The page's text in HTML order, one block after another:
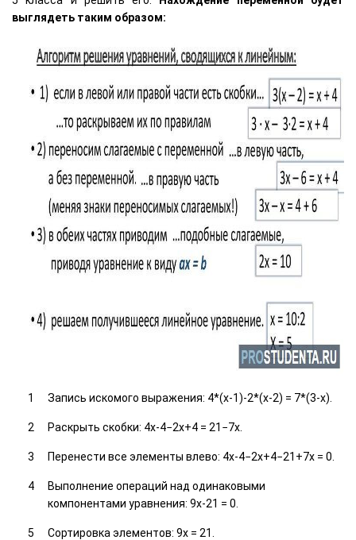
выглядеть таким образом:
Запись искомого выражения: 4*(x-1)-2*(x-2) = 7*(3-x).
Раскрыть скобки: 4x-4−2x+4 = 21−7x.
Перенести все элементы влево: 4x-4−2x+4−21+7x = 0.
Выполнение операций над одинаковыми
компонентами уравнения: 9x-21 = 0.
Сортировка элементов: 9x = 21.